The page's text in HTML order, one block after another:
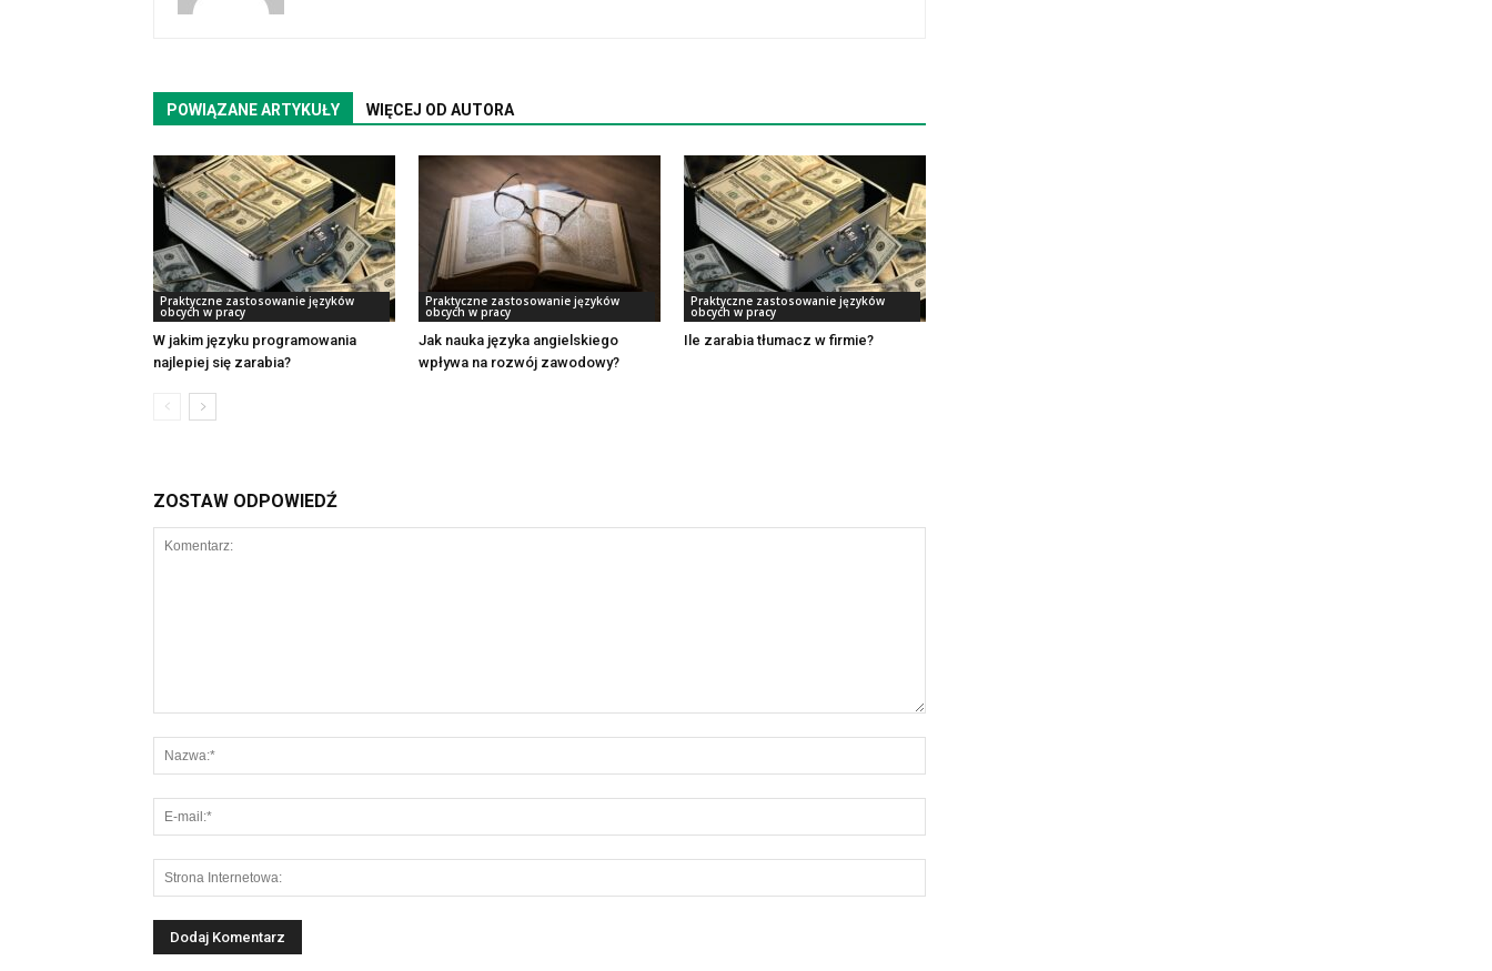
POWIĄZANE ARTYKUŁY WIĘCEJ OD AUTORA
Praktyczne zastosowanie języków
obcych w pracy
W jakim języku programowania
najlepiej się zarabia?
Praktyczne zastosowanie języków
obcych w pracy
Jak nauka języka angielskiego
wpływa na rozwój zawodowy?
Praktyczne zastosowanie języków
obcych w pracy
Ile zarabia tłumacz w firmie?
ZOSTAW ODPOWIEDŹ